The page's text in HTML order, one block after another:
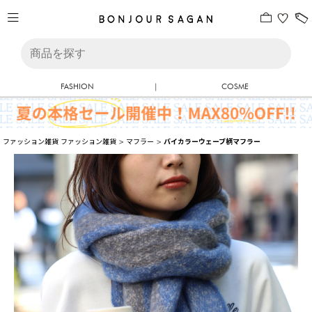
FASHION | COSME
ファッション雑貨 ファッション雑貨 > マフラー >バイカラーウェーブ柄マフラー